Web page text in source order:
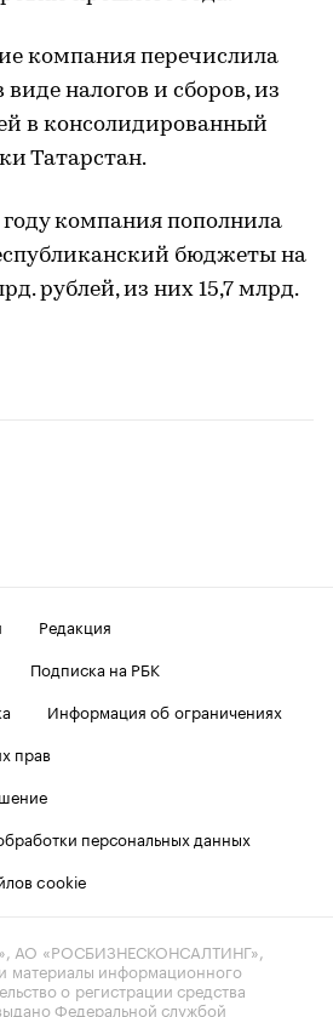
компания перечислила
налогов и сборов, из
в консолидированный
Татарстан.
компания пополнила
бюджеты на
рублей, из них 15,7 млрд.
Редакция
Подписка на РБК
Информация об ограничениях
прав
персональных данных
cookie
АО «РОСБИЗНЕСКОНСАЛТИНГ»,
материалы информационного
о регистрации средства
Федеральной службой